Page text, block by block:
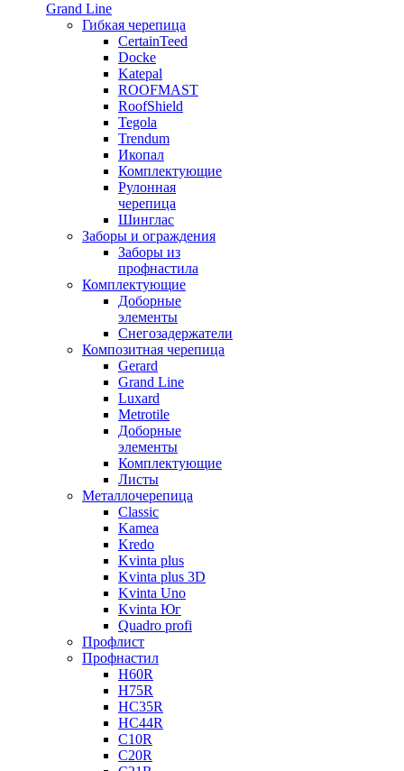
Grand Line
Гибкая черепица
CertainTeed
Docke
Katepal
ROOFMAST
RoofShield
Tegola
Trendum
Икопал
Комплектующие
Рулонная
черепица
Шинглас
Заборы и ограждения
Заборы из
профнастила
Комплектующие
Доборные
элементы
Снегозадержатели
Композитная черепица
Gerard
Grand Line
Luxard
Metrotile
Доборные
элементы
Комплектующие
Листы
Металлочерепица
Classic
Kamea
Kredo
Kvinta plus
Kvinta plus 3D
Kvinta Uno
Kvinta Юг
Quadro profi
Профлист
Профнастил
Н60R
Н75R
НС35R
НС44R
С10R
С20R